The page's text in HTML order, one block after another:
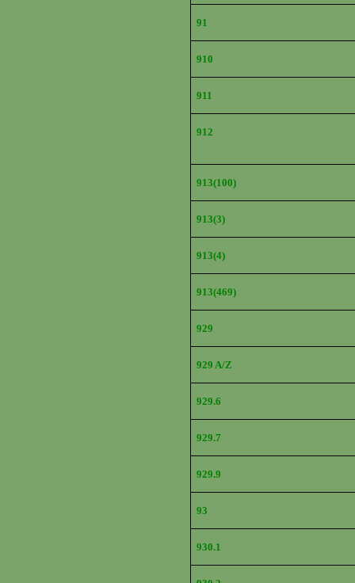
91
910
911
912
913(100)
913(3)
913(4)
913(469)
929
929 A/Z
929.6
929.7
929.9
93
930.1